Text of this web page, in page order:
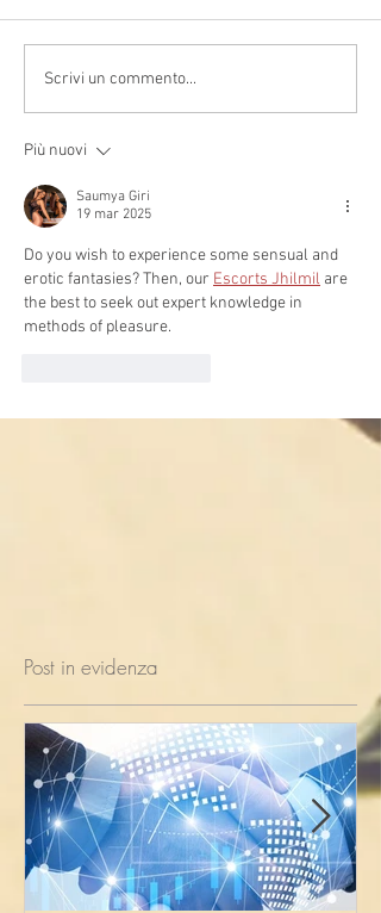
Scrivi un commento...
Più nuovi
Saumya Giri
19 mar 2025
Do you wish to experience some sensual and
erotic fantasies? Then, our Escorts Jhilmil are
the best to seek out expert knowledge in
methods of pleasure.
Post in evidenza